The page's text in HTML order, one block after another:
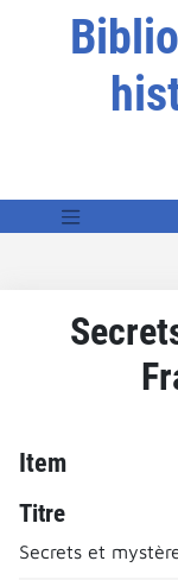
Item
Titre
Secrets et